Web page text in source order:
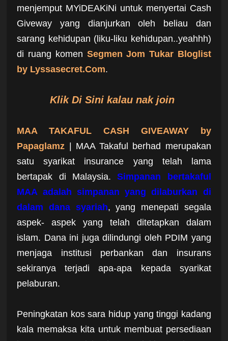
menjemput MYiDEAKiNi untuk menyertai Cash
Giveway yang dianjurkan oleh beliau dan
sarang kehidupan (liku-liku kehidupan..yeahhh)
di ruang komen Segmen Jom Tukar Bloglist
by Lyssasecret.Com.
Klik Di Sini kalau nak join
MAA TAKAFUL CASH GIVEAWAY by
Papaglamz | MAA Takaful berhad merupakan
satu syarikat insurance yang telah lama
bertapak di Malaysia.Simpanan bertakaful
MAA adalah simpanan yang dilaburkan di
dalam dana syariah, yang menepati segala
aspek- aspek yang telah ditetapkan dalam
islam. Dana ini juga dilindungi oleh PDIM yang
menjaga institusi perbankan dan insurans
sekiranya terjadi apa-apa kepada syarikat
pelaburan.
Peningkatan kos sara hidup yang tinggi kadang
kala memaksa kita untuk membuat persediaan